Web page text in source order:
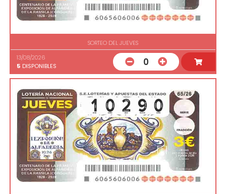
SORTEO DEL JUEVES
13/08/2026
5 DISPONIBLES 0